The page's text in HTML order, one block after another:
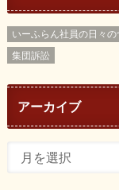
いーふらん社員の日々の
集団訴訟
アーカイブ